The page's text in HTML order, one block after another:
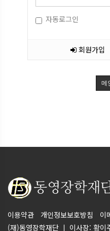
자동로그인
회원가입
메
이용약관 개인정보보호방침
이
(재)동영장학재단 ㅣ 이사장: 황이